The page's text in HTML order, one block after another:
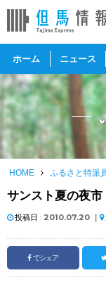
ホーム ニュース
HOME ふるさと特派
サンスト夏の夜市
投稿日 : 2010.07.20 ｜
でシェア